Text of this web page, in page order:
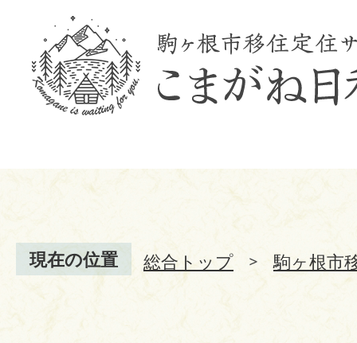
現在の位置 総合トップ 駒ヶ根市